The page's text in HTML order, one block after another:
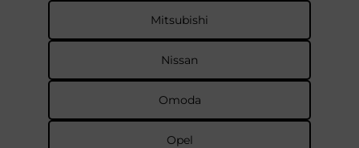
Mitsubishi
Nissan
Omoda
Opel